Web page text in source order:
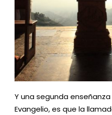
Y una segunda
Evangelio, es que la